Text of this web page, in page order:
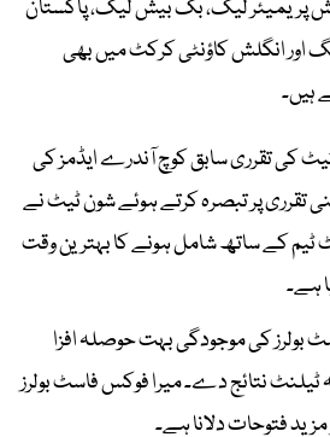
پریمیئر لیگ، بگ بیش لیگ، پاکستان
اور انگلش کاؤنٹی کرکٹ میں بھی
ہیں۔
کی تقرری سابق کوچ آندرے ایڈمز کی
تقرری پر تبصرہ کرتے ہوئے شون ٹیٹ نے
ٹیم کے ساتھ شامل ہونے کا بہترین وقت
ہے۔
بولرز کی موجودگی بہت حوصلہ افزا
ٹیلنٹ نتائج دے۔ میرا فوکس فاسٹ بولرز
فتوحات دلانا ہے۔